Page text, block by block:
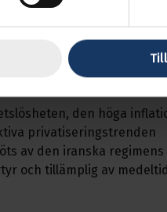
till Hamas, Jemen,
på arbetarnas trygghet,
för sin befolkning.
den höga
privatiseringstrenden
av den iranska regimens
och tillämplig av